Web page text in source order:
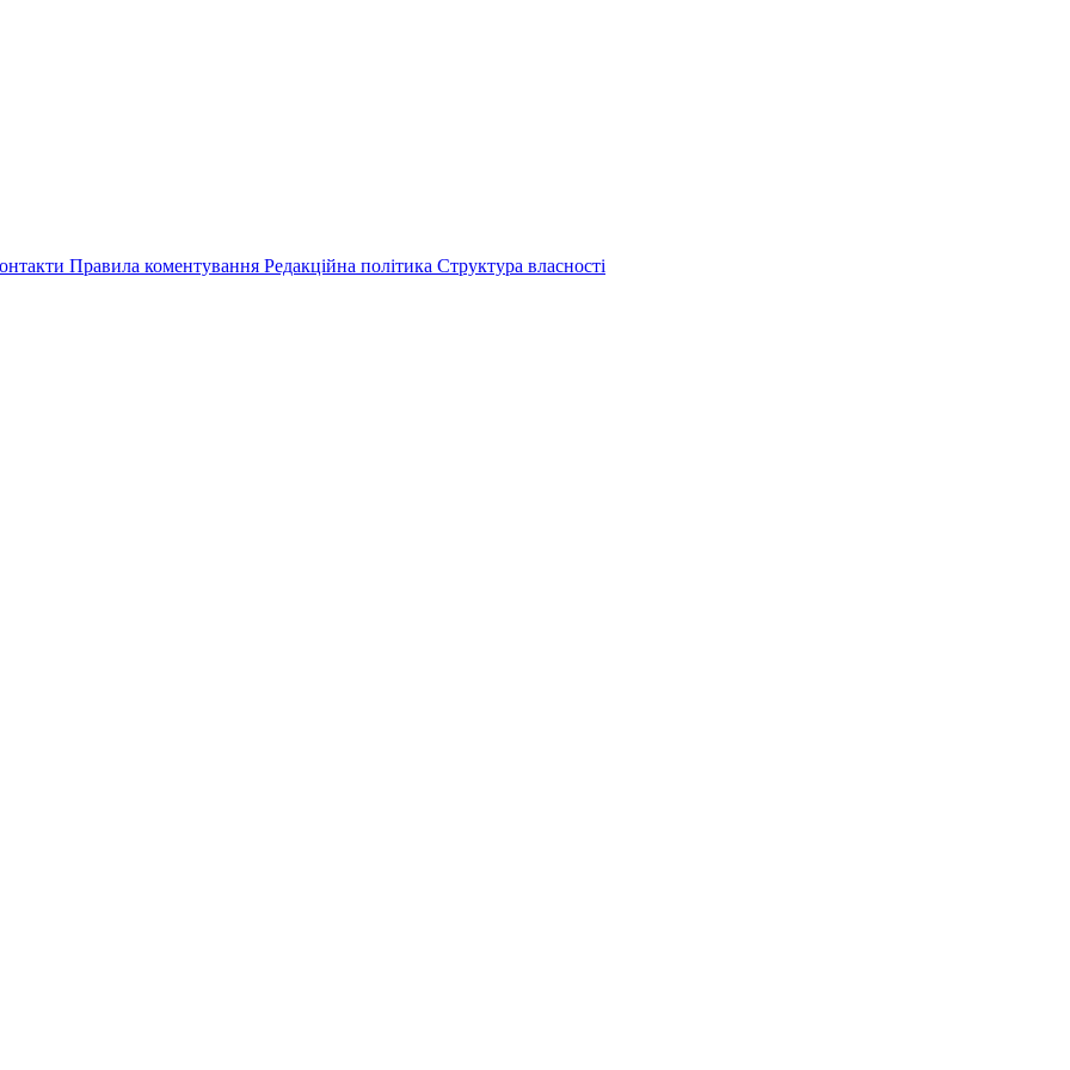
Правила коментування Редакційна політика Структура власності